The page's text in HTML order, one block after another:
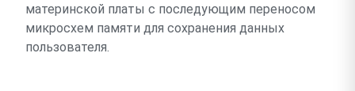
материнской платы с последующим переносом
микросхем памяти для сохранения данных
пользователя.